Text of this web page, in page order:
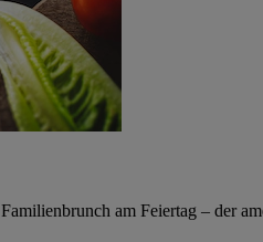
am Feiertag – der